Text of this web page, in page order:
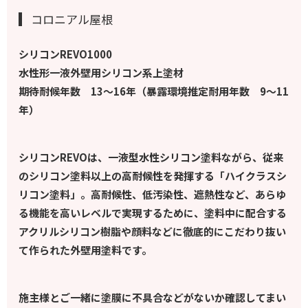
コロニアル屋根
シリコンREVO1000
水性形一液外壁用シリコン系上塗材
期待耐候年数 13～16年（暴露環境推定耐用年数 9～11
年）
シリコンREVOは、一液型水性シリコン塗料ながら、従来
のシリコン塗料以上の高耐候性を発揮する「ハイクラスシ
リコン塗料」。高耐候性、低汚染性、遮熱性など、あらゆ
る機能を高いレベルで実現するために、塗料中に配合する
アクリルシリコン樹脂や顔料などに徹底的にこだわり抜い
て作られた外壁用塗料です。
施主様とご一緒に塗膜に不具合などがないか確認してまい